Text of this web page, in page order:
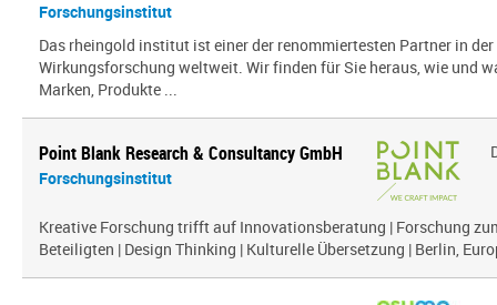
Forschungsinstitut
Das rheingold institut ist einer der renommiertesten Partner in
Wirkungsforschung weltweit. Wir finden für Sie heraus, wie und
Marken, Produkte ...
Point Blank Research & Consultancy GmbH
Forschungsinstitut
Kreative Forschung trifft auf Innovationsberatung | Forschung
Beteiligten | Design Thinking | Kulturelle Übersetzung | Berlin,